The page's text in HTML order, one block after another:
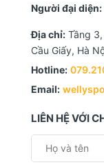
Người đại diện:
Địa chỉ: Tầng
Cầu Giấy, Hà
Hotline:
Email:
LIÊN HỆ VỚI